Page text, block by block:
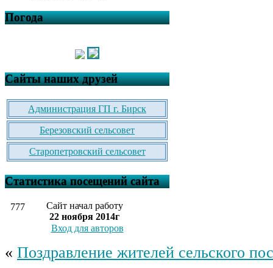
Погода
Сайты наших друзей
Администрация ГП г. Бирск
Березовский сельсовет
Старопетровский сельсовет
Статистика посещений сайта
777
Сайт начал работу
22 ноября 2014г
Вход для авторов
« Поздравление жителей сельского